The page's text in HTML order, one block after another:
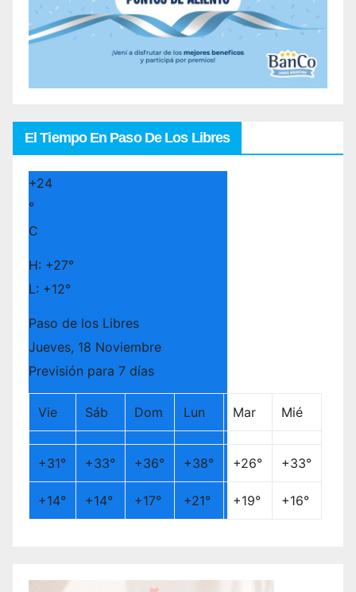
El Tiempo En Paso De Los Libres
+24
°
C
H: +27°
L: +12°
Paso de los Libres
Jueves, 18 Noviembre
Previsión para 7 días
Vie Sáb Dom Lun Mar Mié
+31° +33° +36° +38° +26° +33°
+14° +14° +17° +21° +19° +16°